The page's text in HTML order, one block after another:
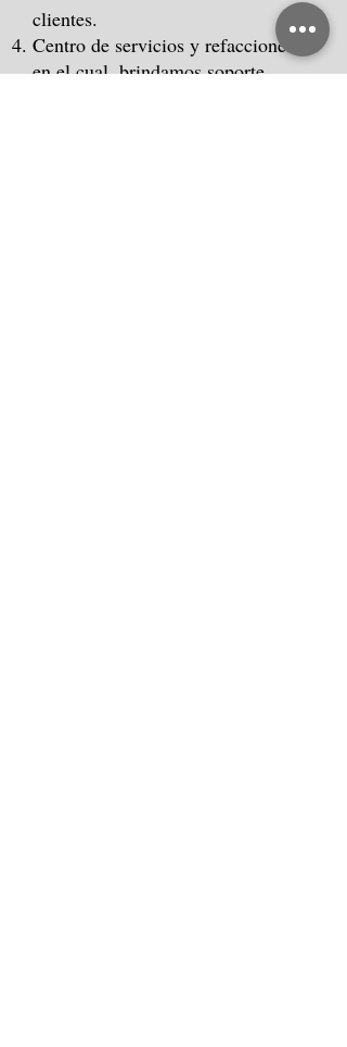
clientes.
Centro de servicios y refacciones
en el cual, brindamos soporte